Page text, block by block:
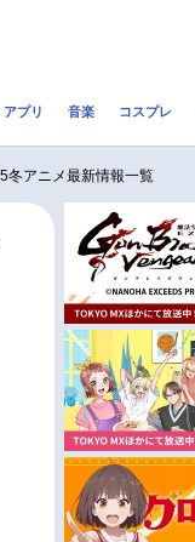
配信・Vtuber
メ曜日別一覧
プリ 音楽 コスプレ
冬アニメ最新情報一覧